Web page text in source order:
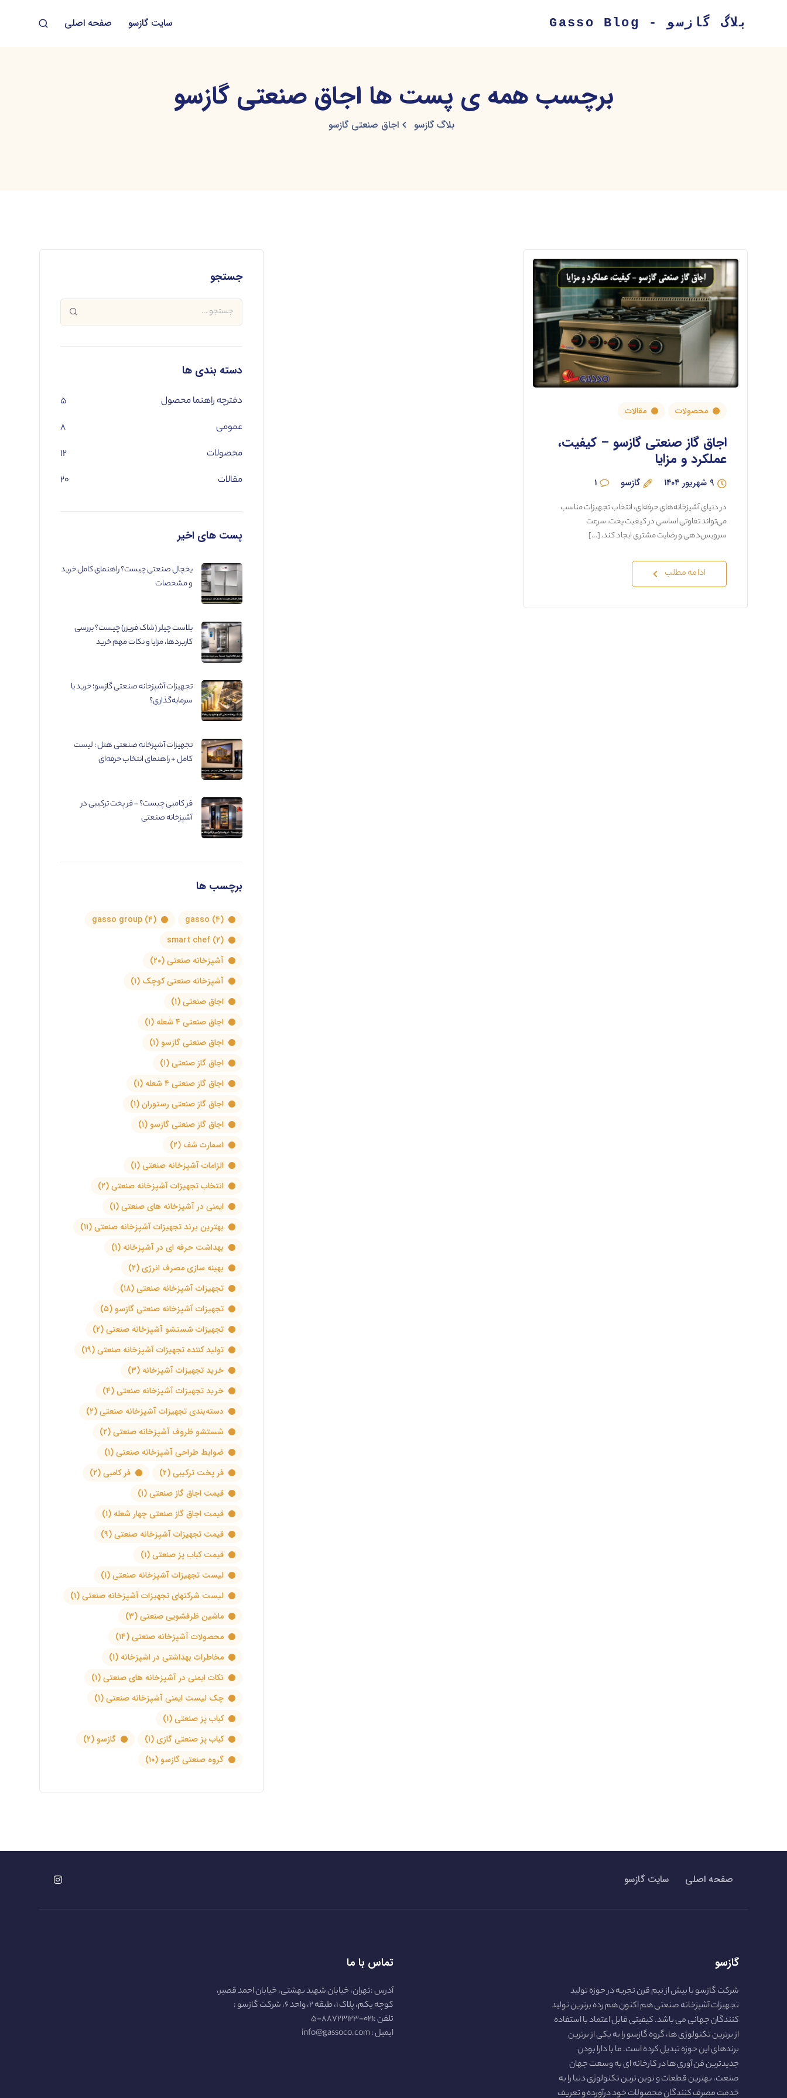
بلاگ گازسو - Gasso Blog صفحه اصلی سایت گازسو
برچسب همه ی پست ها اجاق صنعتی گازسو
بلاگ گازسو اجاق صنعتی گازسو
محصولات مقالات
اجاق گاز صنعتی گازسو – کیفیت،
عملکرد و مزایا
۹ شهریور ۱۴۰۴ گازسو ۱
در دنیای آشپزخانه‌های حرفه‌ای، انتخاب تجهیزات مناسب
می‌تواند تفاوتی اساسی در کیفیت پخت، سرعت
سرویس‌دهی و رضایت مشتری ایجاد کند. […]
ادامه مطلب
جستجو
دسته بندی ها
دفترچه راهنما محصول
۵
عمومی
۸
محصولات
۱۲
مقالات
۲۰
پست های اخیر
یخچال صنعتی چیست؟ راهنمای کامل خرید
و مشخصات
بلاست چیلر (شاک فریزر) چیست؟ بررسی
کاربردها، مزایا و نکات مهم خرید
تجهیزات آشپزخانه صنعتی گازسو؛ خرید یا
سرمایه‌گذاری؟
تجهیزات آشپزخانه صنعتی هتل : لیست
کامل + راهنمای انتخاب حرفه‌ای
فر کامبی چیست؟ – فر پخت ترکیبی در
آشپزخانه صنعتی
برچسب ها
gasso (۴) gasso group (۴)
smart chef (۲)
آشپزخانه صنعتی(۲۰)
آشپزخانه صنعتی کوچک (۱)
اجاق صنعتی(۱)
اجاق صنعتی ۴ شعله
(۱)
اجاق صنعتی گازسو (۱)
اجاق گاز صنعتی(۱)
اجاق گاز صنعتی ۴ شعله
(۱)
اجاق گاز صنعتی رستوران(۱)
اجاق گاز صنعتی گازسو (۱)
اسمارت شف (۲)
الزامات آشپزخانه صنعتی(۱)
انتخاب تجهیزات آشپزخانه صنعتی(۲)
ایمنی در آشپزخانه های صنعتی(۱)
بهترین برند تجهیزات آشپزخانه صنعتی(۱۱)
بهداشت حرفه ای در آشپزخانه (۱)
بهینه سازی مصرف انرژی(۲)
تجهیزات آشپزخانه صنعتی(۱۸)
تجهیزات آشپزخانه صنعتی گازسو (۵)
تجهیزات شستشو آشپزخانه صنعتی(۲)
تولید کننده تجهیزات آشپزخانه صنعتی(۱۹)
خرید تجهیزات آشپزخانه (۳)
خرید تجهیزات آشپزخانه صنعتی(۴)
دسته‌بندی تجهیزات آشپزخانه صنعتی(۲)
شستشو ظروف آشپزخانه صنعتی(۲)
ضوابط طراحی آشپزخانه صنعتی(۱)
فر پخت ترکیبی(۲) فر کامبی(۲)
قیمت اجاق گاز صنعتی(۱)
قیمت اجاق گاز صنعتی چهار شعله (۱)
قیمت تجهیزات آشپزخانه صنعتی(۹)
قیمت کباب پز صنعتی(۱)
لیست تجهیزات آشپزخانه صنعتی(۱)
لیست شرکتهای تجهیزات آشپزخانه صنعتی(۱)
ماشین ظرفشویی صنعتی(۳)
محصولات آشپزخانه صنعتی(۱۴)
مخاطرات بهداشتی در اشپزخانه (۱)
نکات ایمنی در آشپزخانه های صنعتی(۱)
چک لیست ایمنی آشپزخانه صنعتی(۱)
کباب پز صنعتی(۱)
کباب پز صنعتی گازی(۱) گازسو (۲)
گروه صنعتی گازسو (۱۰)
صفحه اصلی سایت گازسو
گازسو
شرکت گازسو با بیش از نیم قرن تجربه در حوزه تولید
تجهیزات آشپزخانه صنعتی هم اکنون هم رده برترین تولید
کنندگان جهانی می باشد. کیفیتی قابل اعتماد با استفاده
از برترین تکنولوژی ها، گروه گازسو را به یکی از برترین
برندهای این حوزه تبدیل کرده است. ما با دارا بودن
جدیدترین فن آوری ها در کارخانه ای به وسعت جهان
صنعت، بهترین قطعات و نوین ترین تکنولوژی دنیا را به
خدمت مصرف کنندگان محصولات خود درآورده و تعریف
تماس با ما
آدرس :تهران، خیابان شهید بهشتی، خیابان احمد قصیر،
کوچه یکم، پلاک ۱، طبقه ۲، واحد ۶، شرکت گازسو :
تلفن :۰۲۱-۸۸۷۲۳۱۲۳-۵
ایمیل : info@gassoco.com